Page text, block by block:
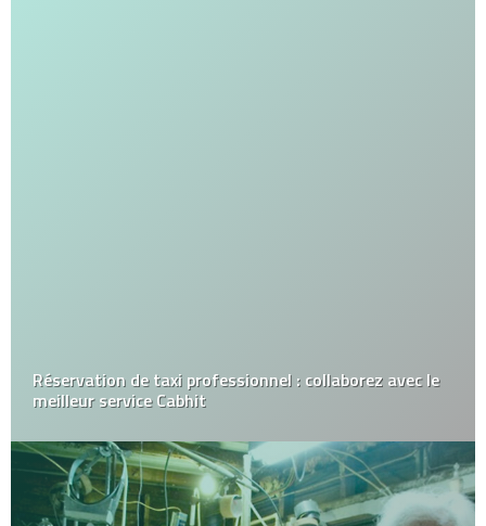
Découvrez Slots Palace : Votre Destination Ultime
pour l’Excitation du Jeu en Ligne !